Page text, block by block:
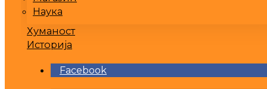
Наука
Хуманост
Историја
Facebook